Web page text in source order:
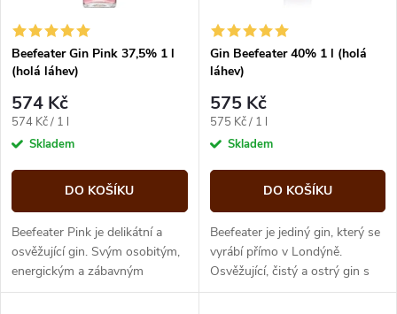
í
p
r
o
d
u
k
s
p
r
o
d
u
Beefeater Gin Pink 37,5% 1 l
(holá láhev)
574 Kč
Měrná
cena:
574 Kč / 1 l
Skladem
DO KOŠÍKU
Beefeater Pink je delikátní a
osvěžující gin. Svým osobitým,
energickým a zábavným
vizuálním stylem je velmi
Gin Beefeater 40% 1 l (holá
láhev)
575 Kč
Měrná
cena:
575 Kč / 1 l
Skladem
DO KOŠÍKU
Beefeater je jediný gin, který se
vyrábí přímo v Londýně.
Osvěžující, čistý a ostrý gin s
nepatrným nádechem citrusů a